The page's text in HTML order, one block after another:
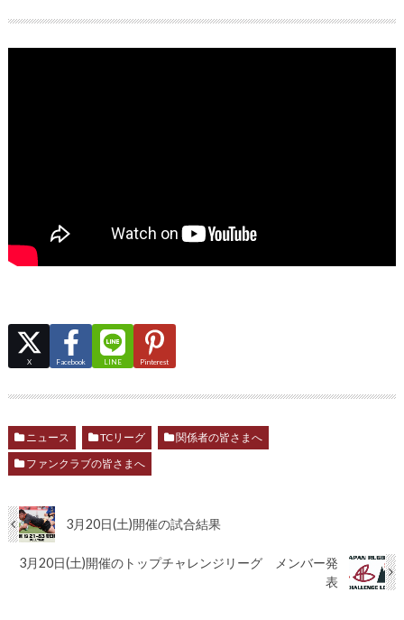
X Facebook LINE Pinterest
ニュース TCリーグ
関係者の皆さまへ
ファンクラブの皆さまへ
3月20日(土)開催の試合結果
3月20日(土)開催のトップチャレンジリーグ メンバー発
表